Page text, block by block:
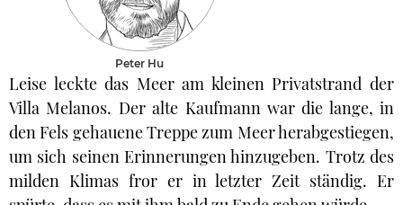
Peter Hu
Leise leckte das Meer am kleinen Privatstrand der
Villa Melanos. Der alte Kaufmann war die lange, in
den Fels gehauene Treppe zum Meer herabgestiegen,
um sich seinen Erinnerungen hinzugeben. Trotz des
milden Klimas fror er in letzter Zeit ständig. Er